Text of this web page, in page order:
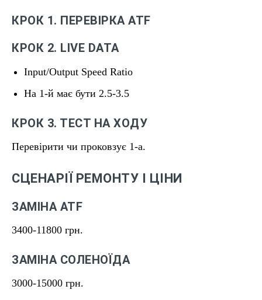
КРОК 1. ПЕРЕВІРКА ATF
КРОК 2. LIVE DATA
Input/Output Speed Ratio
На 1-й має бути 2.5-3.5
КРОК 3. ТЕСТ НА ХОДУ
Перевірити чи проковзує 1-а.
СЦЕНАРІЇ РЕМОНТУ І ЦІНИ
ЗАМІНА ATF
3400-11800 грн.
ЗАМІНА СОЛЕНОЇДА
3000-15000 грн.